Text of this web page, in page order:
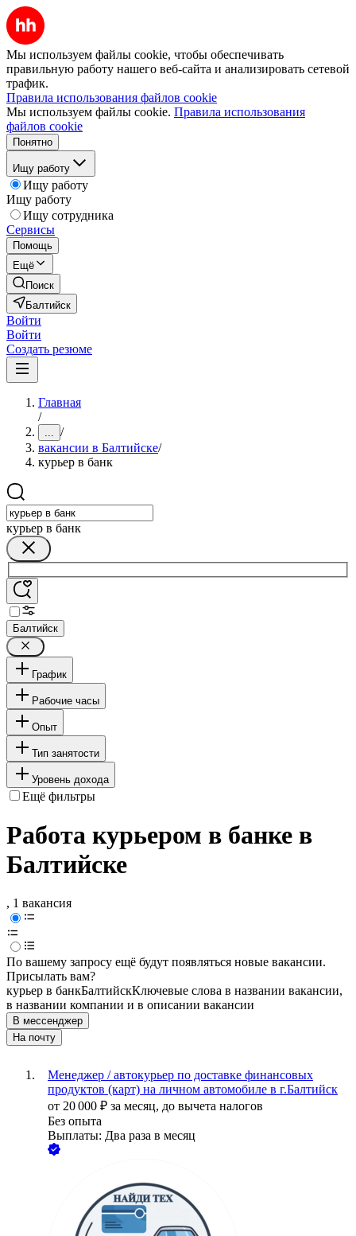
Мы используем файлы cookie, чтобы обеспечивать
правильную работу нашего веб-сайта и анализировать сетевой
трафик.
Правила использования файлов cookie
Мы используем файлы cookie. Правила использования
файлов cookie
Понятно
Ищу работу
Ищу работу
Ищу работу
Ищу сотрудника
Сервисы
Помощь
Ещё
Поиск
Балтийск
Войти
Войти
Создать резюме
Главная
/
... /
вакансии в Балтийске/
курьер в банк
курьер в банк
Балтийск
График
Рабочие часы
Опыт
Тип занятости
Уровень дохода
Ещё фильтры
Работа курьером в банке в
Балтийске
, 1 вакансия
По вашему запросу ещё будут появляться новые вакансии.
Присылать вам?
курьер в банкБалтийскКлючевые слова в названии вакансии,
в названии компании и в описании вакансии
В мессенджер
На почту
Менеджер / автокурьер по доставке финансовых
продуктов (карт) на личном автомобиле в г.Балтийск
от 20 000 ₽ за месяц, до вычета налогов
Без опыта
Выплаты: Два раза в месяц